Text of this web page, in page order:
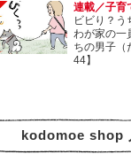
連載／子育
ビビり？う
わが家の一
ちの男子（
44】
kodomoe shop